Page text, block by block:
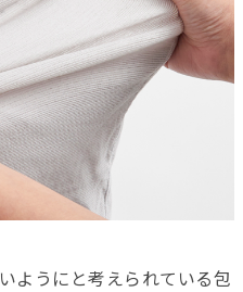
ようにと考えられている包